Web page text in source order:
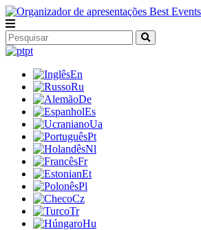
pt
En
Ru
De
Es
Ua
Pt
Nl
Fr
Et
Pl
Cz
Tr
Hu